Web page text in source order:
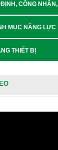
CÔNG
MỤC NĂNG LỰC
THIẾT BỊ